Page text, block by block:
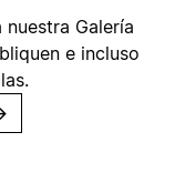
Galería
e incluso